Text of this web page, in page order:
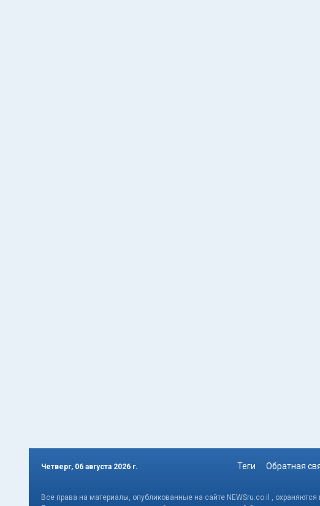
Четверг, 06 августа 2026 г. Теги Обратная
Все права на материалы, опубликованные на сайте NEWSru.co.il ,